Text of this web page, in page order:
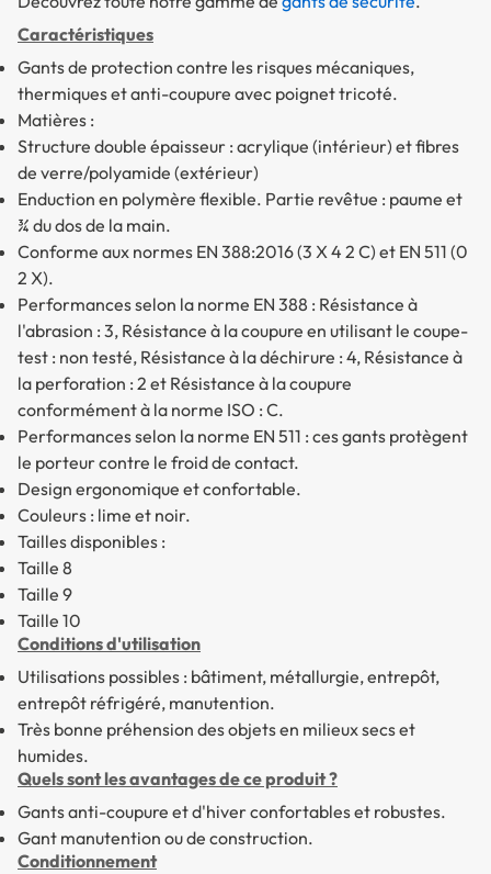
Caractéristiques
Gants de protection contre les risques mécaniques,
thermiques et anti-coupure avec poignet tricoté.
Matières :
Structure double épaisseur : acrylique (intérieur) et fibres
de verre/polyamide (extérieur)
Enduction en polymère flexible. Partie revêtue : paume et
¾ du dos de la main.
Conforme aux normes EN 388:2016 (3 X 4 2 C) et EN 511 (0
2 X).
Performances selon la norme EN 388 : Résistance à
l'abrasion : 3, Résistance à la coupure en utilisant le coupe-
test : non testé, Résistance à la déchirure : 4, Résistance à
la perforation : 2 et Résistance à la coupure
conformément à la norme ISO : C.
Performances selon la norme EN 511 : ces gants protègent
le porteur contre le froid de contact.
Design ergonomique et confortable.
Couleurs : lime et noir.
Tailles disponibles :
Taille 8
Taille 9
Taille 10
Conditions d'utilisation
Utilisations possibles : bâtiment, métallurgie, entrepôt,
entrepôt réfrigéré, manutention.
Très bonne préhension des objets en milieux secs et
humides.
Quels sont les avantages de ce produit ?
Gants anti-coupure et d'hiver confortables et robustes.
Gant manutention ou de construction.
Conditionnement